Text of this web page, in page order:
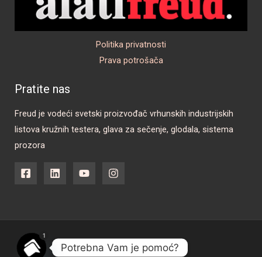
Politika privatnosti
Prava potrošača
Pratite nas
Freud je vodeći svetski proizvođač vrhunskih industrijskih
listova kružnih testera, glava za sečenje, glodala, sistema
prozora
Copyright © 2026 Alati FREUD
Potrebna Vam je pomoć?
1